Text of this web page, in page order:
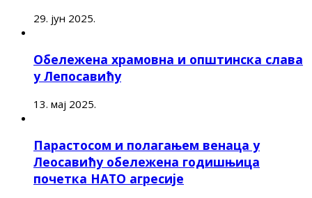
29. јун 2025.
Обележена храмовна и општинска слава
у Лепосавићу
13. мај 2025.
Парастосом и полагањем венаца у
Леосавићу обележена годишњица
почетка НАТО агресије